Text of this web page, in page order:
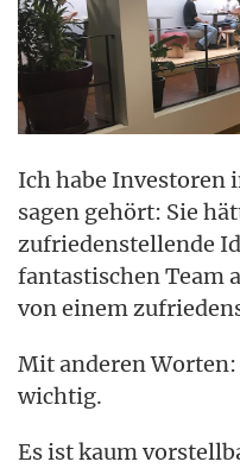
Ich habe Investoren
sagen gehört: Sie
zufriedenstellende
fantastischen Team
von einem
Mit anderen
wichtig.
Es ist kaum